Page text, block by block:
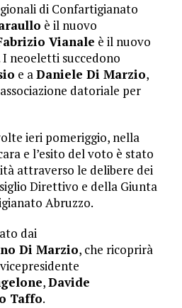
di Confartigianato
è il nuovo
Vianale è il nuovo
neoeletti succedono
e aDaniele Di Marzio,
datoriale per
ieri pomeriggio, nella
e l’esito del voto è stato
attraverso le delibere dei
Direttivo e della Giunta
Abruzzo.
dai
Di Marzio, che ricoprirà
,Davide
Taffo.